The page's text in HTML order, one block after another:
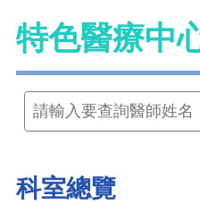
特色醫療中
科室總覽